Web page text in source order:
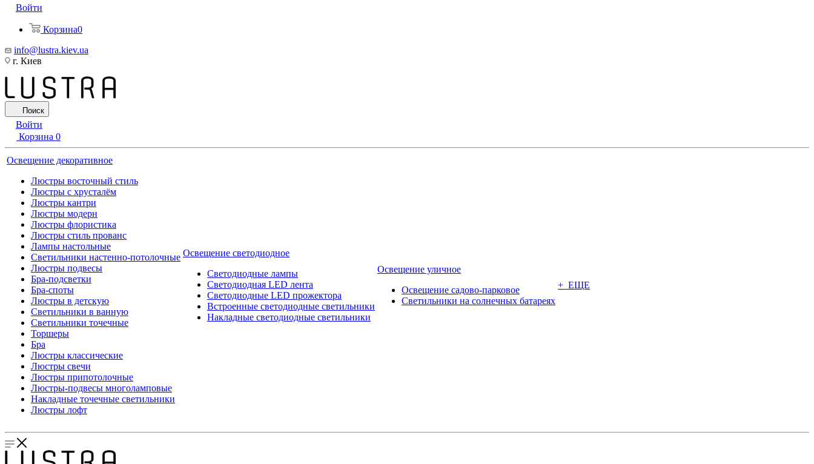
Войти
Корзина0
info@lustra.kiev.ua
г. Киев
Поиск
Войти
Корзина 0
Освещение декоративное
Люстры восточный стиль
Люстры с хрусталём
Люстры кантри
Люстры модерн
Люстры флористика
Люстры стиль прованс
Лампы настольные
Светильники настенно-потолочные
Люстры подвесы
Бра-подсветки
Бра-споты
Люстры в детскую
Светильники в ванную
Светильники точечные
Торшеры
Бра
Люстры классические
Люстры свечи
Люстры припотолочные
Люстры-подвесы многоламповые
Накладные точечные светильники
Люстры лофт
Освещение светодиодное
Светодиодные лампы
Светодиодная LED лента
Светодиодные LED прожектора
Встроенные светодиодные светильники
Накладные светодиодные светильники
Освещение уличное
Освещение садово-парковое
Светильники на солнечных батареях
+ ЕЩЕ